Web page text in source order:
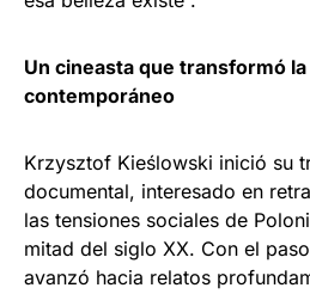
Un cineasta que transformó
contemporáneo
Krzysztof Kieślowski inició su
documental, interesado en
las tensiones sociales de
mitad del siglo XX. Con el
avanzó hacia relatos